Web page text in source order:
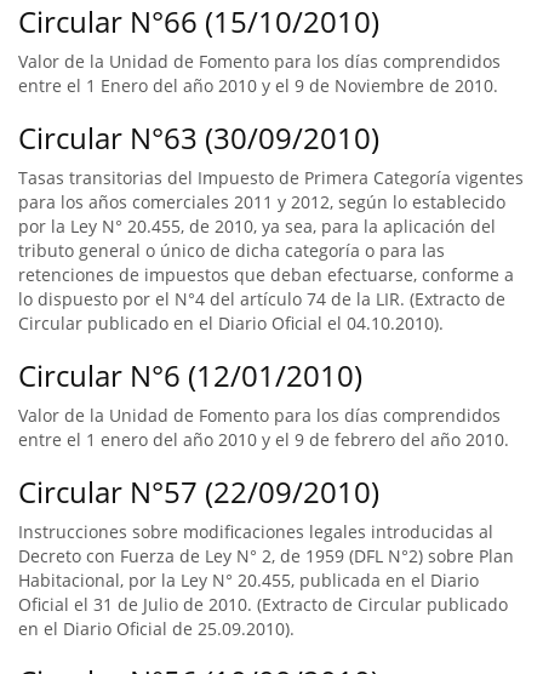
Circular N°66 (15/10/2010)
Valor de la Unidad de Fomento para los días comprendidos
entre el 1 Enero del año 2010 y el 9 de Noviembre de 2010.
Circular N°63 (30/09/2010)
Tasas transitorias del Impuesto de Primera Categoría vigentes
para los años comerciales 2011 y 2012, según lo establecido
por la Ley N° 20.455, de 2010, ya sea, para la aplicación del
tributo general o único de dicha categoría o para las
retenciones de impuestos que deban efectuarse, conforme a
lo dispuesto por el N°4 del artículo 74 de la LIR. (Extracto de
Circular publicado en el Diario Oficial el 04.10.2010).
Circular N°6 (12/01/2010)
Valor de la Unidad de Fomento para los días comprendidos
entre el 1 enero del año 2010 y el 9 de febrero del año 2010.
Circular N°57 (22/09/2010)
Instrucciones sobre modificaciones legales introducidas al
Decreto con Fuerza de Ley N° 2, de 1959 (DFL N°2) sobre Plan
Habitacional, por la Ley N° 20.455, publicada en el Diario
Oficial el 31 de Julio de 2010. (Extracto de Circular publicado
en el Diario Oficial de 25.09.2010).